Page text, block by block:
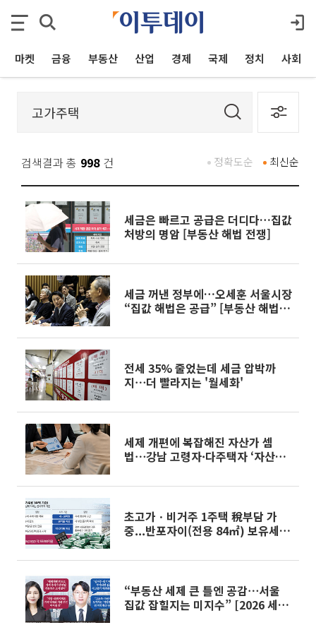
마켓 금융 부동산 산업 경제 국제 정치 사회
검색결과 총 998 건 최신순
정확도순
세금은 빠르고 공급은 더디다…집값
처방의 명암 [부동산 해법 전쟁]
세금 꺼낸 정부에…오세훈 서울시장
“집값 해법은 공급” [부동산 해법
전세 35% 줄었는데 세금 압박까
지⋯더 빨라지는 '월세화'
세제 개편에 복잡해진 자산가 셈
법⋯강남 고령자·다주택자 ‘자산재
초고가ㆍ비거주 1주택 稅부담 가
중...반포자이(전용 84㎡) 보유세
“부동산 세제 큰 틀엔 공감⋯서울
집값 잡힐지는 미지수” [2026 세제